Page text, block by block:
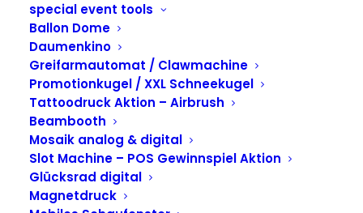
special event tools
Ballon Dome
Daumenkino
Greifarmautomat / Clawmachine
Promotionkugel / XXL Schneekugel
Tattoodruck Aktion – Airbrush
Beambooth
Mosaik analog & digital
Slot Machine – POS Gewinnspiel Aktion
Glücksrad digital
Magnetdruck
Airbrush Aktion und
Spinbooth beim
Sommerfest von
Volkswagen
Infotainment